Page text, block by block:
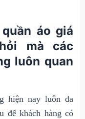
áo giá
mà các
luôn quan
hiện nay luôn đa
để khách hàng có